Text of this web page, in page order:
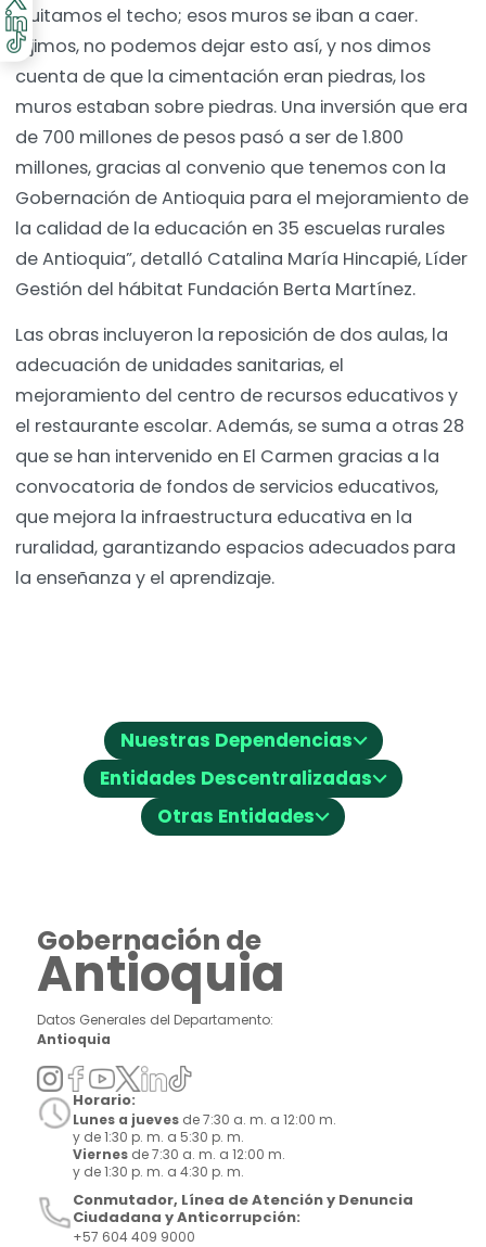
Quitamos el techo; esos muros se iban a caer.
Dijimos, no podemos dejar esto así, y nos dimos
cuenta de que la cimentación eran piedras, los
muros estaban sobre piedras. Una inversión que era
de 700 millones de pesos pasó a ser de 1.800
millones, gracias al convenio que tenemos con la
Gobernación de Antioquia para el mejoramiento de
la calidad de la educación en 35 escuelas rurales
de Antioquia”, detalló Catalina María Hincapié, Líder
Gestión del hábitat Fundación Berta Martínez.
Las obras incluyeron la reposición de dos aulas, la
adecuación de unidades sanitarias, el
mejoramiento del centro de recursos educativos y
el restaurante escolar. Además, se suma a otras 28
que se han intervenido en El Carmen gracias a la
convocatoria de fondos de servicios educativos,
que mejora la infraestructura educativa en la
ruralidad, garantizando espacios adecuados para
la enseñanza y el aprendizaje.
Nuestras Dependencias⌵
Entidades Descentralizadas⌵
Otras Entidades⌵
Gobernación de
Antioquia
Datos Generales del Departamento:
Antioquia
Horario:
Lunes a jueves de 7:30 a. m. a 12:00 m.
y de 1:30 p. m. a 5:30 p. m.
Viernes de 7:30 a. m. a 12:00 m.
y de 1:30 p. m. a 4:30 p. m.
Conmutador, Línea de Atención y Denuncia
Ciudadana y Anticorrupción:
+57 604 409 9000